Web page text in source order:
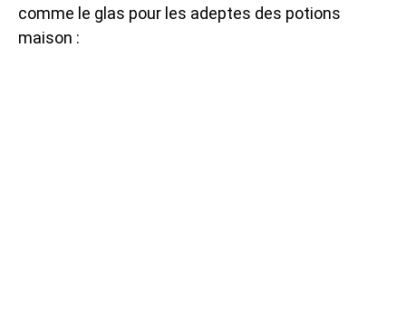
comme le glas pour les adeptes des potions
maison :